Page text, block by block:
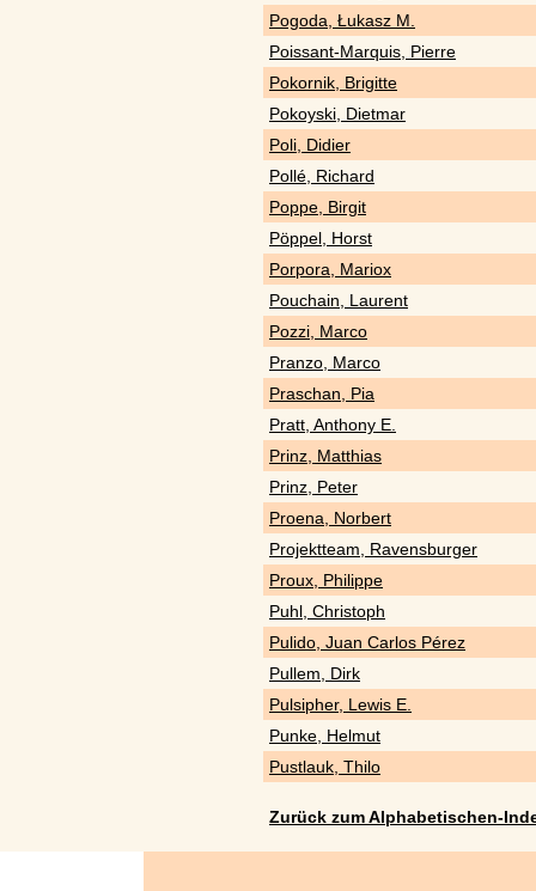
Pogoda, Łukasz M.
Poissant-Marquis, Pierre
Pokornik, Brigitte
Pokoyski, Dietmar
Poli, Didier
Pollé, Richard
Poppe, Birgit
Pöppel, Horst
Porpora, Mariox
Pouchain, Laurent
Pozzi, Marco
Pranzo, Marco
Praschan, Pia
Pratt, Anthony E.
Prinz, Matthias
Prinz, Peter
Proena, Norbert
Projektteam, Ravensburger
Proux, Philippe
Puhl, Christoph
Pulido, Juan Carlos Pérez
Pullem, Dirk
Pulsipher, Lewis E.
Punke, Helmut
Pustlauk, Thilo
Zurück zum Alphabetischen-